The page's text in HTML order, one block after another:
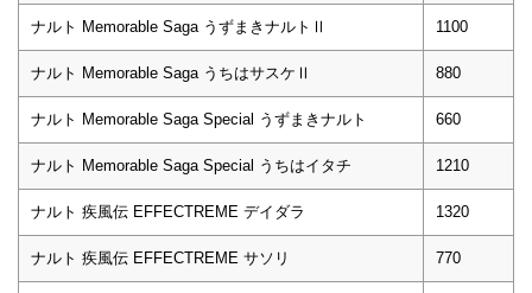
ナルト Memorable Saga うずまきナルトⅡ 1100
ナルト Memorable Saga うちはサスケⅡ 880
ナルト Memorable Saga Special うずまきナルト 660
ナルト Memorable Saga Special うちはイタチ 1210
ナルト 疾風伝 EFFECTREME デイダラ 1320
ナルト 疾風伝 EFFECTREME サソリ 770